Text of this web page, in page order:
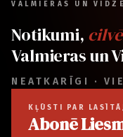
VALMIERAS UN
Notikumi,
Valmieras un
NEATKARĪGI ·
KĻŪSTI PAR
Abonē